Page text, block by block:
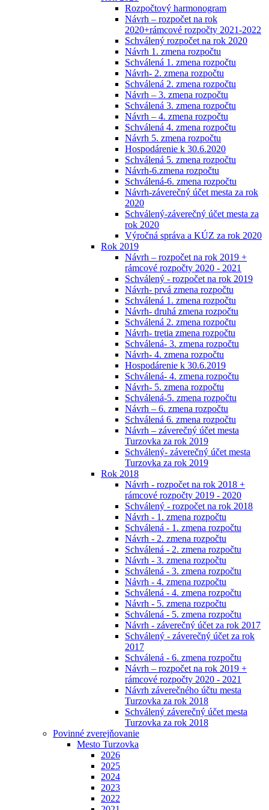
Rozpočtový harmonogram
Návrh – rozpočet na rok
2020+rámcové rozpočty 2021-2022
Schválený rozpočet na rok 2020
Návrh 1. zmena rozpočtu
Schválená 1. zmena rozpočtu
Návrh- 2. zmena rozpočtu
Schválená 2. zmena rozpočtu
Návrh – 3. zmena rozpočtu
Schválená 3. zmena rozpočtu
Návrh – 4. zmena rozpočtu
Schválená 4. zmena rozpočtu
Návrh 5. zmena rozpočtu
Hospodárenie k 30.6.2020
Schválená 5. zmena rozpočtu
Návrh-6.zmena rozpočtu
Schválená-6. zmena rozpočtu
Návrh-záverečný účet mesta za rok
2020
Schválený-záverečný účet mesta za
rok 2020
Výročná správa a KÚZ za rok 2020
Rok 2019
Návrh – rozpočet na rok 2019 +
rámcové rozpočty 2020 - 2021
Schválený - rozpočet na rok 2019
Návrh- prvá zmena rozpočtu
Schválená 1. zmena rozpočtu
Návrh- druhá zmena rozpočtu
Schválená 2. zmena rozpočtu
Návrh- tretia zmena rozpočtu
Schválená- 3. zmena rozpočtu
Návrh- 4. zmena rozpočtu
Hospodárenie k 30.6.2019
Schválená- 4. zmena rozpočtu
Návrh- 5. zmena rozpočtu
Schválená-5. zmena rozpočtu
Návrh – 6. zmena rozpočtu
Schválená 6. zmena rozpočtu
Návrh – záverečný účet mesta
Turzovka za rok 2019
Schválený- záverečný účet mesta
Turzovka za rok 2019
Rok 2018
Návrh - rozpočet na rok 2018 +
rámcové rozpočty 2019 - 2020
Schválený - rozpočet na rok 2018
Návrh - 1. zmena rozpočtu
Schválená - 1. zmena rozpočtu
Návrh - 2. zmena rozpočtu
Schválená - 2. zmena rozpočtu
Návrh - 3. zmena rozpočtu
Schválená - 3. zmena rozpočtu
Návrh - 4. zmena rozpočtu
Schválená - 4. zmena rozpočtu
Návrh - 5. zmena rozpočtu
Schválená - 5. zmena rozpočtu
Návrh - záverečný účet za rok 2017
Schválený - záverečný účet za rok
2017
Schválená - 6. zmena rozpočtu
Návrh – rozpočet na rok 2019 +
rámcové rozpočty 2020 - 2021
Návrh záverečného účtu mesta
Turzovka za rok 2018
Schválený záverečný účet mesta
Turzovka za rok 2018
Povinné zverejňovanie
Mesto Turzovka
2026
2025
2024
2023
2022